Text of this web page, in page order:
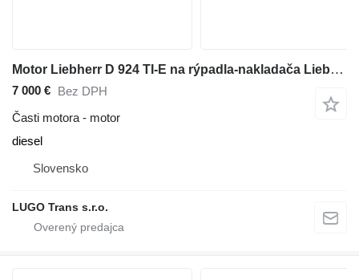
Motor Liebherr D 924 TI-E na rýpadla-nakladača Liebherr D 924 TI-E
7 000 € Bez DPH
Časti motora - motor
diesel
Slovensko
LUGO Trans s.r.o.